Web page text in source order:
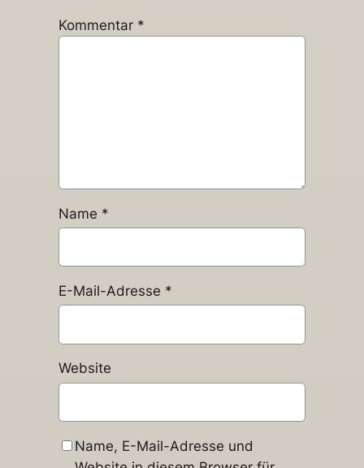
Kommentar *
Name *
E-Mail-Adresse *
Website
Name, E-Mail-Adresse und